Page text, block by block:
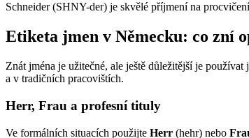
Schneider (SHNY-der) je skvělé příjmení na
Etiketa jmen v Německu: co zní
Znát jména je užitečné, ale ještě důležitější je
a v tradičních pracovištích.
Herr, Frau a profesní tituly
Ve formálních situacích použijte Herr (hehr) nebo